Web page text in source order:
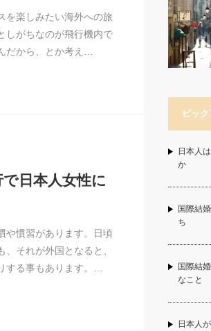
を楽しみたい海外への旅
しがちなのが飛行機内で
だから、とか考え…
日本人女性に
や慣習があります。日頃
それが外国となると、
する事もあります。…
ピッ
日本人
か
国際結
ち
国際結
なこと
日本人